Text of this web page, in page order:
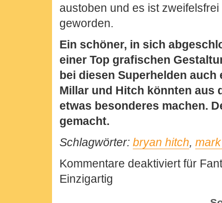
austoben und es ist
geworden.
Ein schöner, in sich
einer Top grafischen
bei diesen Superhelden auch
Millar und Hitch könnten aus
etwas besonderes machen.
gemacht.
Schlagwörter: bryan hitch,
Kommentare deaktiviertfür
Einzigartig